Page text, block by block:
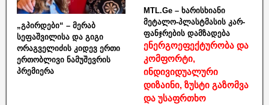
„გპირდები“ – მერაბ
სეფაშვილისა და გიგი
ორაგველიძის კიდევ ერთი
ერთობლივი ნამუშევრის
პრემიერა
MTL.Ge – ხარისხიანი
მეტალო-პლასტმასის კარ-
ფანჯრების დამზადება
ენერგოეფექტურობა და
კომფორტი,
ინდივიდუალური
დიზაინი, ზუსტი გაზომვა
და უსაფრთხო